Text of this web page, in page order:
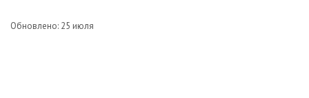
Обновлено: 25 июля